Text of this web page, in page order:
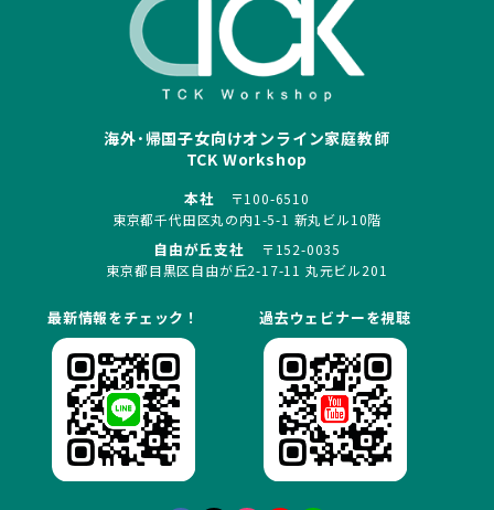
海外･帰国子女向けオンライン家庭教師
TCK Workshop
本社
〒100-6510
東京都千代田区丸の内1-5-1 新丸ビル10階
自由が丘支社
〒152-0035
東京都目黒区自由が丘2-17-11 丸元ビル201
最新情報をチェック！ 過去ウェビナーを視聴